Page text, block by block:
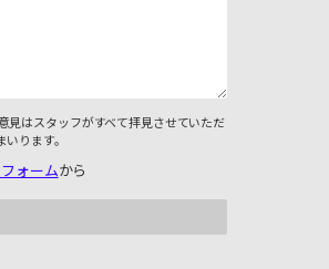
見はスタッフがすべて拝見させていただ
ります。
ォームから